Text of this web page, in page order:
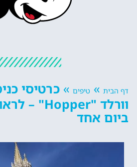
דף הבית » טיפים » כרטיסי
ביום אחד